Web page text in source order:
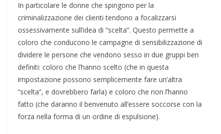
In particolare le donne che spingono per la
criminalizzazione dei clienti tendono a focalizzarsi
ossessivamente sull’idea di “scelta”. Questo permette a
coloro che conducono le campagne di sensibilizzazione di
dividere le persone che vendono sesso in due gruppi ben
definiti: coloro che l’hanno scelto (che in questa
impostazione possono semplicemente fare un’altra
“scelta”, e dovrebbero farla) e coloro che non l’hanno
fatto (che daranno il benvenuto all’essere soccorse con la
forza nella forma di un ordine di espulsione).